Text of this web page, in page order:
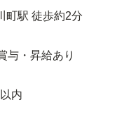
町駅 徒歩約2分
与・昇給あり
内